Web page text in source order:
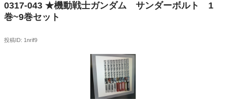
0317-043 ★機動戦士ガンダム サンダーボルト 1
巻~9巻セット
投稿ID: 1nrif9